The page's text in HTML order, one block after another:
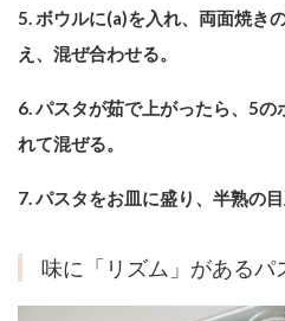
5. ボウルに(a)を入れ、両面焼き
え、混ぜ合わせる。
6. パスタが茹で上がったら、5
れて混ぜる。
7. パスタをお皿に盛り、半熟の
味に「リズム」があるパ